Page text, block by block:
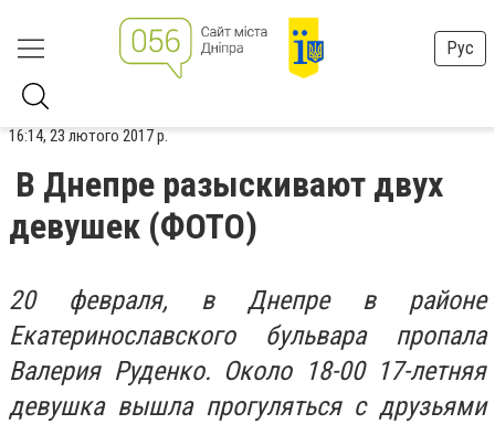
Рус
16:14, 23 лютого 2017 р.
В Днепре разыскивают двух
девушек (ФОТО)
20 февраля, в Днепре в районе
Екатеринославского бульвара пропала
Валерия Руденко. Около 18-00 17-летняя
девушка вышла прогуляться с друзьями